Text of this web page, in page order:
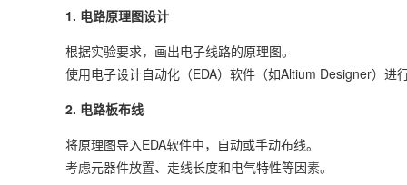
1. 电路原理图设计
根据实验要求，画出电子线路的原理图。
使用电子设计自动化（EDA）软件（如Altium Designer）进行
2. 电路板布线
将原理图导入EDA软件中，自动或手动布线。
考虑元器件放置、走线长度和电气特性等因素。